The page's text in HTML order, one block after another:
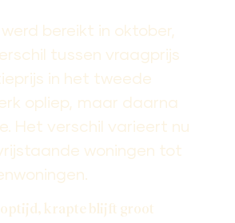
bereikt in oktober,
tussen vraagprijs
in het tweede
opliep, maar daarna
Het verschil varieert nu
woningen tot
krapte blijft groot